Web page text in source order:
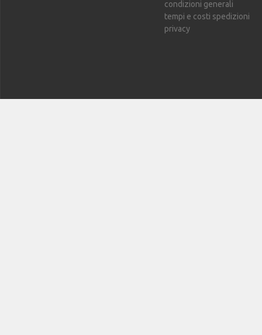
condizioni generali
tempi e costi spedizioni
privacy